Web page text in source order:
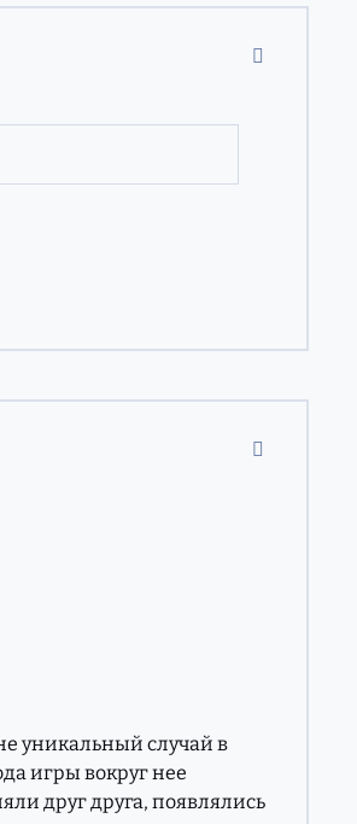
уникальный случай в
игры вокруг нее
друг друга, появлялись